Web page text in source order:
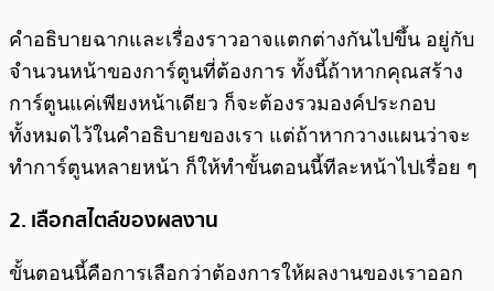
คำอธิบายฉากและเรื่องราวอาจแตกต่างกันไปขึ้น อยู่กับ
จำนวนหน้าของการ์ตูนที่ต้องการ ทั้งนี้ถ้าหากคุณสร้าง
การ์ตูนแค่เพียงหน้าเดียว ก็จะต้องรวมองค์ประกอบ
ทั้งหมดไว้ในคำอธิบายของเรา แต่ถ้าหากวางแผนว่าจะ
ทำการ์ตูนหลายหน้า ก็ให้ทำขั้นตอนนี้ทีละหน้าไปเรื่อย ๆ
2. เลือกสไตล์ของผลงาน
ขั้นตอนนี้คือการเลือกว่าต้องการให้ผลงานของเราออก